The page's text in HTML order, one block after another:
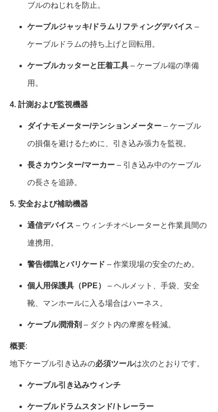
ブルのねじれを防止。
ケーブルジャッキ/ドラムリフティングデバイス –
ケーブルドラムの持ち上げと回転用。
ケーブルカッターと圧着工具 – ケーブル端の準備
用。
4. 計測および監視機器
ダイナモメーター/テンションメーター – ケーブル
の損傷を避けるために、引き込み張力を監視。
長さカウンター/マーカー – 引き込み中のケーブル
の長さを追跡。
5. 安全および補助機器
通信デバイス – ウィンチオペレーターと作業員間の
連携用。
警告標識とバリケード – 作業現場の安全のため。
個人用保護具（PPE） – ヘルメット、手袋、安全
靴、マンホールに入る場合はハーネス。
ケーブル潤滑剤 – ダクト内の摩擦を軽減。
概要:
地下ケーブル引き込みの必須ツールは次のとおりです。
ケーブル引き込みウィンチ
ケーブルドラムスタンド/トレーラー